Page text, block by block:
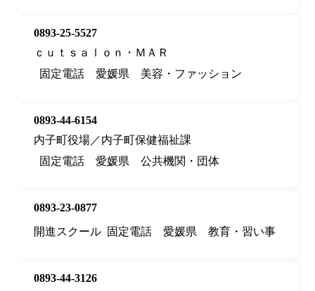
0893-25-5527
ｃｕｔｓａｌｏｎ・ＭＡＲ
固定電話
愛媛県 美容・ファッション
0893-44-6154
内子町役場／内子町保健福祉課
固定電話
愛媛県 公共機関・団体
0893-23-0877
開進スクール 固定電話 愛媛県 教育・習い事
0893-44-3126